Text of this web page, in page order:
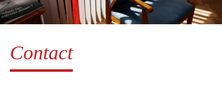
Contact